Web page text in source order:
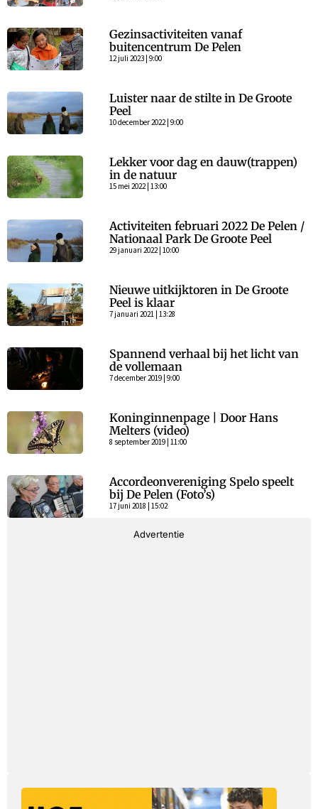
Gezinsactiviteiten vanaf
buitencentrum De Pelen
12 juli 2023 | 9:00
Luister naar de stilte in De Groote
Peel
10 december 2022 | 9:00
Lekker voor dag en dauw(trappen)
in de natuur
15 mei 2022 | 13:00
Activiteiten februari 2022 De Pelen /
Nationaal Park De Groote Peel
29 januari 2022 | 10:00
Nieuwe uitkijktoren in De Groote
Peel is klaar
7 januari 2021 | 13:28
Spannend verhaal bij het licht van
de vollemaan
7 december 2019 | 9:00
Koninginnenpage | Door Hans
Melters (video)
8 september 2019 | 11:00
Accordeonvereniging Spelo speelt
bij De Pelen (Foto’s)
17 juni 2018 | 15:02
Advertentie